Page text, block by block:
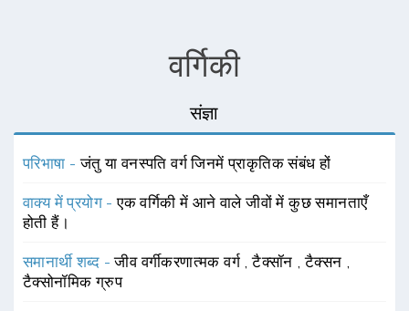
वर्गिकी
संज्ञा
परिभाषा -जंतु या वनस्पति वर्ग जिनमें प्राकृतिक संबंध हों
वाक्य में प्रयोग -एक वर्गिकी में आने वाले जीवों में कुछ समानताएँ
होती हैं।
समानार्थी शब्द -जीव वर्गीकरणात्मक वर्ग ,टैक्सॉन ,टैक्सन ,
टैक्सोनॉमिक ग्रुप